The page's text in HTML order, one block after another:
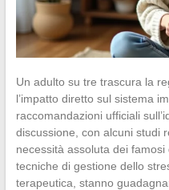
Un adulto su tre trascura la
l’impatto diretto sul sistema
raccomandazioni ufficiali
discussione, con alcuni studi
necessità assoluta dei famosi
tecniche di gestione dello
terapeutica, stanno